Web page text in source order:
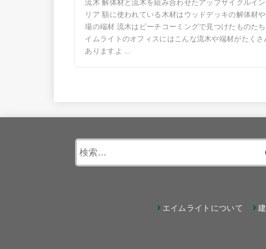
流木 解体材と流木を組み合わせたアップサイクルイ
リア 額に使われている木材はウッドデッキの解体材
場の端材 流木はビーチコーミングで見つけたものたち
イムライトのオフィスにはこんな流木や端材がたくさ
ありますよ ...
索:
エイムライトについて